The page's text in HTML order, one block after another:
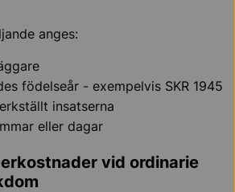
anges:
födelseår - exempelvis SKR 1945
insatserna
eller dagar
vid ordinarie